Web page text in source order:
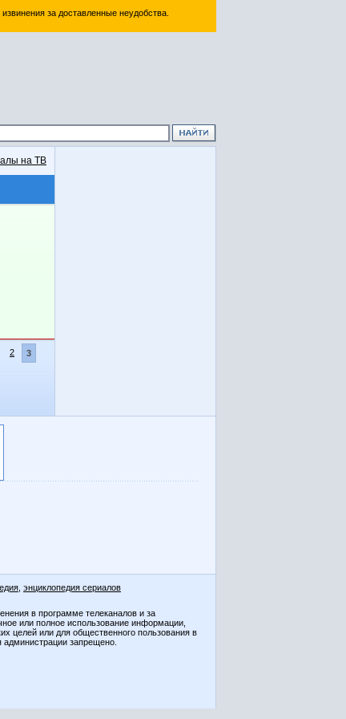
за доставленные неудобства.
на ТВ
2 3
энциклопедия сериалов
в программе телеканалов и за
или полное использование информации,
целей или для общественного пользования в
запрещено.